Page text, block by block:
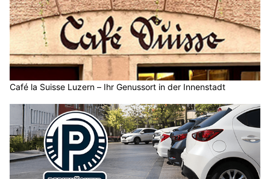
Café la Suisse Luzern – Ihr Genussort in der Innenstadt